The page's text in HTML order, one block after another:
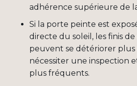
adhérence supérieure de
Si la porte peinte est
directe du soleil, les finis
peuvent se détériorer
nécessiter une inspection
plus fréquents.